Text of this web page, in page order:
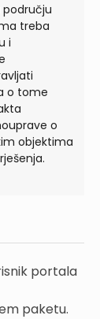
treba
i
o tome
o
objektima
portala
paketu.